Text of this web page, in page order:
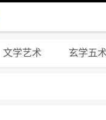
文学艺术 玄学五术